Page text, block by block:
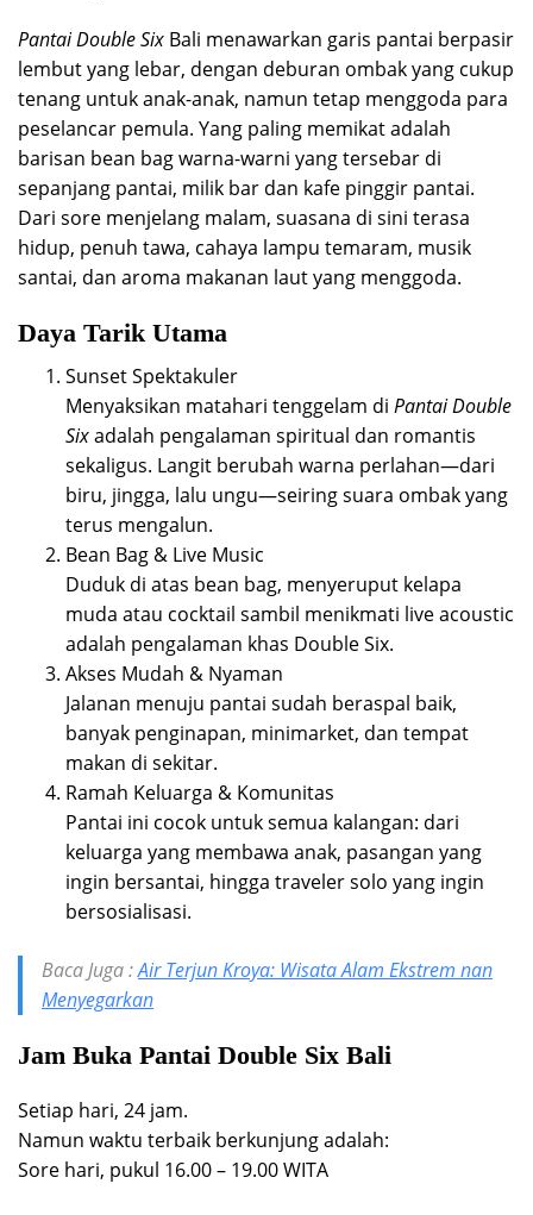
Pantai Double Six Bali menawarkan garis pantai berpasir
lembut yang lebar, dengan deburan ombak yang cukup
tenang untuk anak-anak, namun tetap menggoda para
peselancar pemula. Yang paling memikat adalah
barisan bean bag warna-warni yang tersebar di
sepanjang pantai, milik bar dan kafe pinggir pantai.
Dari sore menjelang malam, suasana di sini terasa
hidup, penuh tawa, cahaya lampu temaram, musik
santai, dan aroma makanan laut yang menggoda.
Daya Tarik Utama
Sunset Spektakuler
Menyaksikan matahari tenggelam di Pantai Double
Sixadalah pengalaman spiritual dan romantis
sekaligus. Langit berubah warna perlahan—dari
biru, jingga, lalu ungu—seiring suara ombak yang
terus mengalun.
Bean Bag & Live Music
Duduk di atas bean bag, menyeruput kelapa
muda atau cocktail sambil menikmati live acoustic
adalah pengalaman khas Double Six.
Akses Mudah & Nyaman
Jalanan menuju pantai sudah beraspal baik,
banyak penginapan, minimarket, dan tempat
makan di sekitar.
Ramah Keluarga & Komunitas
Pantai ini cocok untuk semua kalangan: dari
keluarga yang membawa anak, pasangan yang
ingin bersantai, hingga traveler solo yang ingin
bersosialisasi.
Baca Juga :Air Terjun Kroya: Wisata Alam Ekstrem nan
Menyegarkan
Jam Buka Pantai Double Six Bali
Setiap hari, 24 jam.
Namun waktu terbaik berkunjung adalah:
Sore hari, pukul 16.00 – 19.00 WITA